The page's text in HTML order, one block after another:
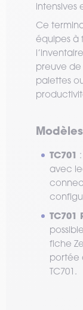
intensives
Ce
équipes à
preuve de
palettes
TC701
avec
TC701
fiche
portée
TC701.